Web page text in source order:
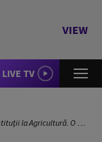
VIEW
LIVE TV
ani să desființeze stațiuni de cercetare. Angajați, doar șefi